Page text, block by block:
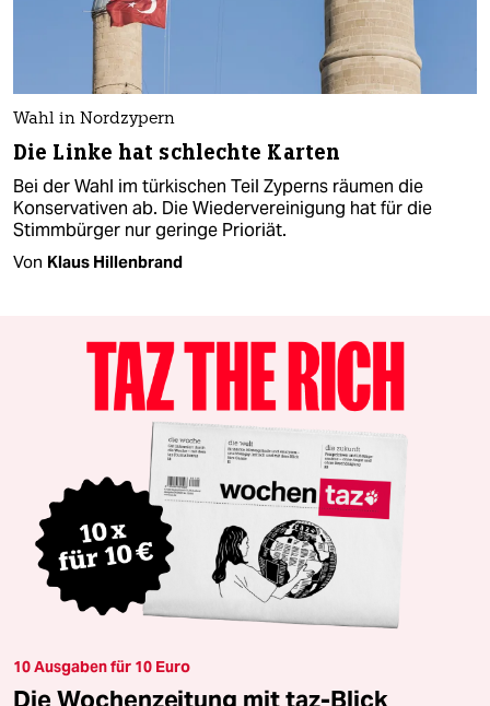
Wahl in Nordzypern
Die Linke hat schlechte Karten
Bei der Wahl im türkischen Teil Zyperns räumen die
Konservativen ab. Die Wiedervereinigung hat für die
Stimmbürger nur geringe Prioriät.
Von Klaus Hillenbrand
10 Ausgaben für 10 Euro
Die Wochenzeitung mit taz-Blick